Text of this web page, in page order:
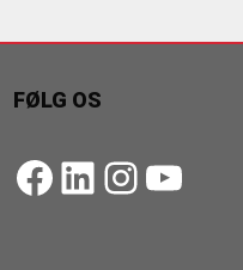
FØLG OS
https://www.facebook.com/danishbeachvolleytour LinkedIn Instagram YouTube